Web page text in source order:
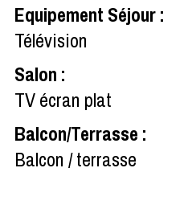
Equipement Séjour:
Télévision
Salon :
TV écran plat
Balcon/Terrasse :
Balcon / terrasse